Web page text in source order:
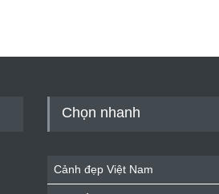
Chọn nhanh
Cảnh đẹp Việt Nam